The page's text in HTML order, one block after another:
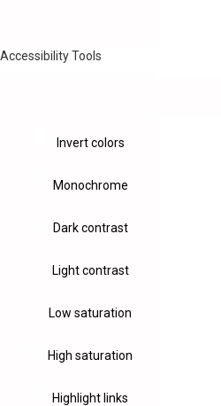
Accessibility Tools
Invert colors
Monochrome
Dark contrast
Light contrast
Low saturation
High saturation
Highlight links